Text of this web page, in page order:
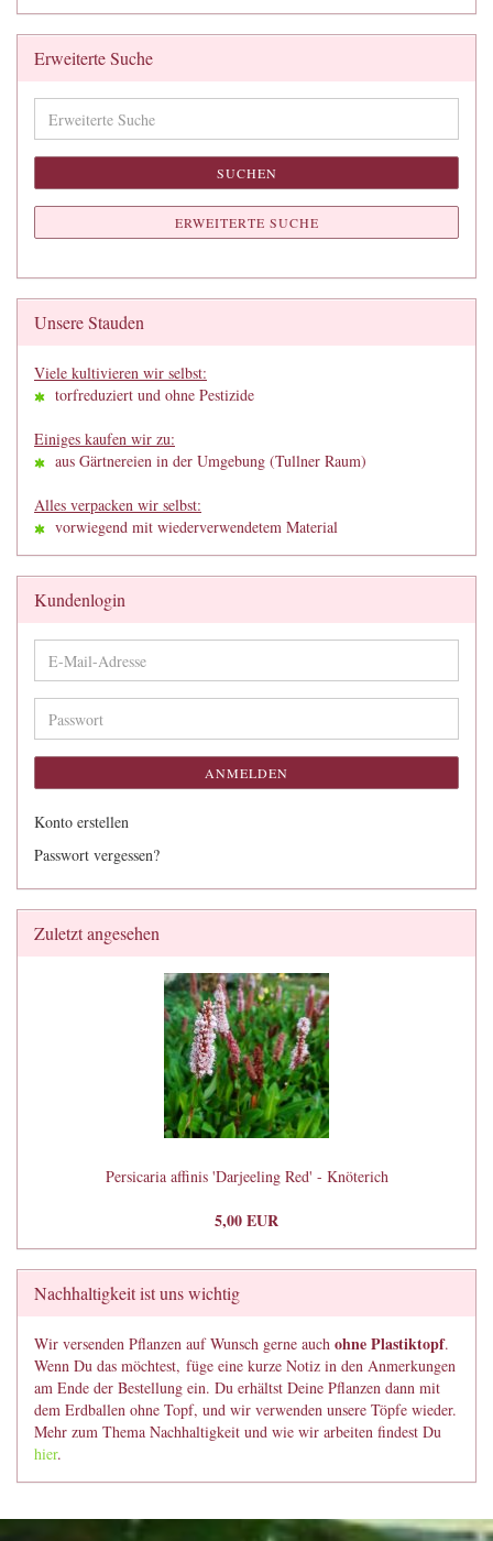
Erweiterte Suche
Suche
SUCHEN
ERWEITERTE SUCHE
Unsere Stauden
Viele kultivieren wir selbst:
torfreduziert und ohne Pestizide
Einiges kaufen wir zu:
aus Gärtnereien in der Umgebung (Tullner Raum)
Alles verpacken wir selbst:
vorwiegend mit wiederverwendetem Material
Kundenlogin
E-
Mail-
Adresse
Passwort
ANMELDEN
Konto erstellen
Passwort vergessen?
Zuletzt angesehen
Persicaria affinis 'Darjeeling Red' - Knöterich
5,00 EUR
Nachhaltigkeit ist uns wichtig
Wir versenden Pflanzen auf Wunsch gerne auch ohne Plastiktopf.
Wenn Du das möchtest, füge eine kurze Notiz in den Anmerkungen
am Ende der Bestellung ein. Du erhältst Deine Pflanzen dann mit
dem Erdballen ohne Topf, und wir verwenden unsere Töpfe wieder.
Mehr zum Thema Nachhaltigkeit und wie wir arbeiten findest Du
hier.